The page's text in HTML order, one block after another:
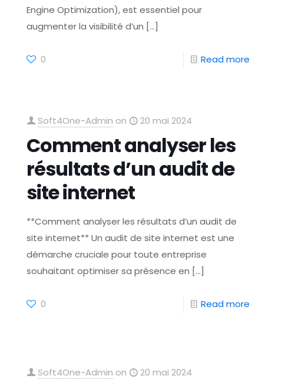
Engine Optimization), est essentiel pour
augmenter la visibilité d’un […]
0 Read more
Soft4One-Admin on 20 mai 2024
Comment analyser les
résultats d’un audit de
site internet
**Comment analyser les résultats d’un audit de
site internet** Un audit de site internet est une
démarche cruciale pour toute entreprise
souhaitant optimiser sa présence en […]
0 Read more
Soft4One-Admin on 20 mai 2024